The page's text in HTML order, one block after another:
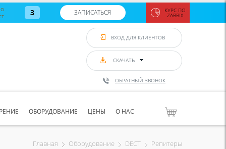
3 ЗАПИСАТЬСЯ КУРС ПО
ZABBIX
ВХОД ДЛЯ КЛИЕНТОВ
СКАЧАТЬ
ОБРАТНЫЙ ЗВОНОК
ОБОРУДОВАНИЕ ЦЕНЫ О НАС
Главная Оборудование DECT Репитеры